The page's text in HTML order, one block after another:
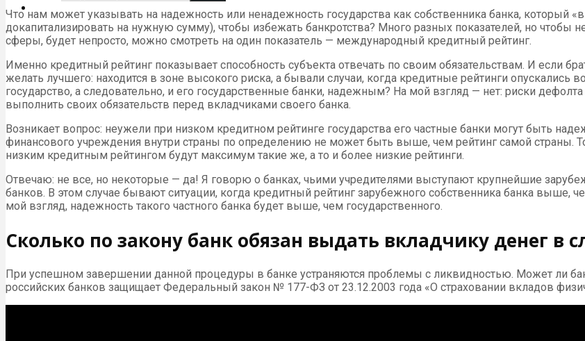
Что нам может указывать на надежность или ненадежность государства как собственника банка, который
докапитализировать на нужную сумму), чтобы избежать банкротства? Много разных показателей, но чтобы
сферы, будет непросто, можно смотреть на один показатель — международный кредитный рейтинг.
Именно кредитный рейтинг показывает способность субъекта отвечать по своим обязательствам. И если
желать лучшего: находится в зоне высокого риска, а бывали случаи, когда кредитные рейтинги
государство, а следовательно, и его государственные банки, надежным? На мой взгляд — нет: риски
выполнить своих обязательств перед вкладчиками своего банка.
Возникает вопрос: неужели при низком кредитном рейтинге государства его частные банки могут быть
финансового учреждения внутри страны по определению не может быть выше, чем рейтинг самой страны. То
низким кредитным рейтингом будут максимум такие же, а то и более низкие рейтинги.
Отвечаю: не все, но некоторые — да! Я говорю о банках, чьими учредителями выступают крупнейшие
банков. В этом случае бывают ситуации, когда кредитный рейтинг зарубежного собственника банка выше,
мой взгляд, надежность такого частного банка будет выше, чем государственного.
Сколько по закону банк обязан выдать вкладчику денег в
При успешном завершении данной процедуры в банке устраняются проблемы с ликвидностью. Может ли
российских банков защищает Федеральный закон № 177-ФЗ от 23.12.2003 года «О страховании вкладов